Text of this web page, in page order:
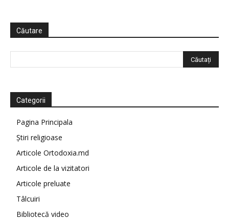
Căutare
Categorii
Pagina Principala
Știri religioase
Articole Ortodoxia.md
Articole de la vizitatori
Articole preluate
Tâlcuiri
Bibliotecă video